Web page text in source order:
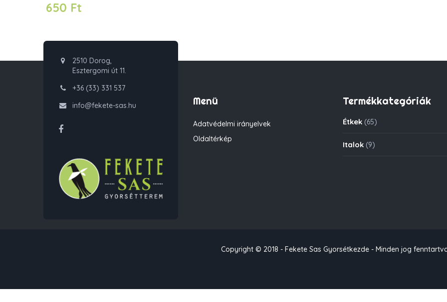
650 Ft
2510 Dorog,
Esztergomi út 11.
+36 (33) 331 537
info@fekete-sas.hu
Menü
Adatvédelmi irányelvek
Oldaltérkép
Termékkategóriák
Étkek (65)
Italok (9)
Copyright © 2018 - Fekete Sas Gyorsétkezde - Minden jog